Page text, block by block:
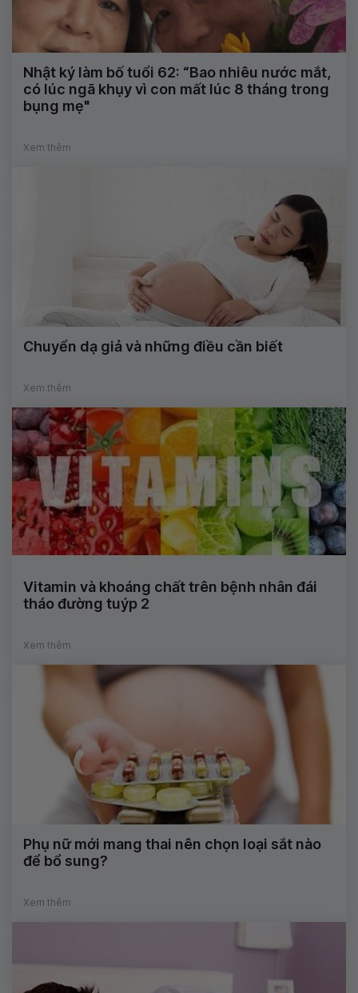
Nhật ký làm bố tuổi 62: “Bao nhiêu nước mắt,
có lúc ngã khụy vì con mất lúc 8 tháng trong
bụng mẹ"
Xem thêm
Chuyển dạ giả và những điều cần biết
Xem thêm
Vitamin và khoáng chất trên bệnh nhân đái
tháo đường tuýp 2
Xem thêm
Phụ nữ mới mang thai nên chọn loại sắt nào
để bổ sung?
Xem thêm